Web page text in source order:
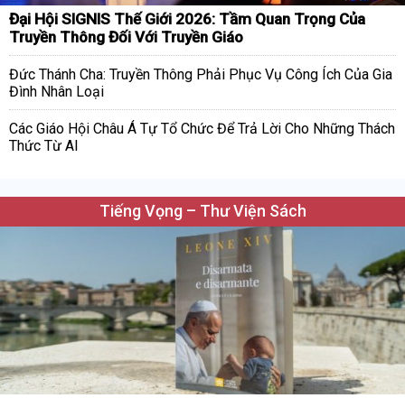
Đại Hội SIGNIS Thế Giới 2026: Tầm Quan Trọng Của
Truyền Thông Đối Với Truyền Giáo
Đức Thánh Cha: Truyền Thông Phải Phục Vụ Công Ích Của Gia
Đình Nhân Loại
Các Giáo Hội Châu Á Tự Tổ Chức Để Trả Lời Cho Những Thách
Thức Từ AI
Tiếng Vọng – Thư Viện Sách